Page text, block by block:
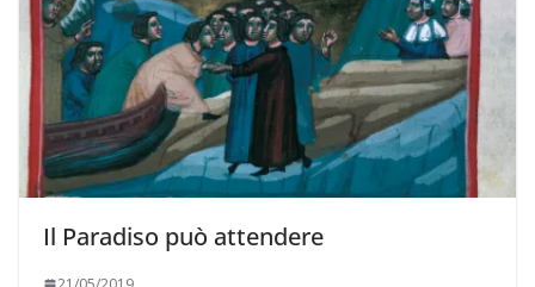
Il Paradiso può attendere